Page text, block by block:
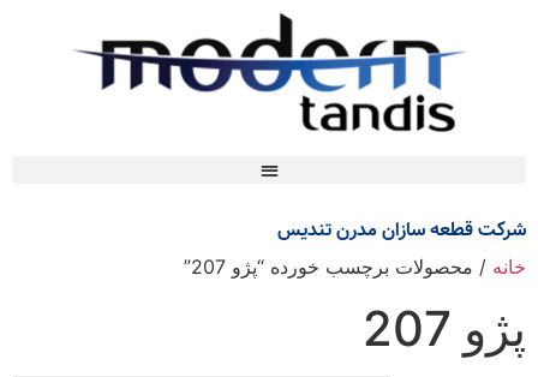
شرکت قطعه سازان مدرن تندیس
خانه / محصولات برچسب خورده “پژو 207”
پژو 207